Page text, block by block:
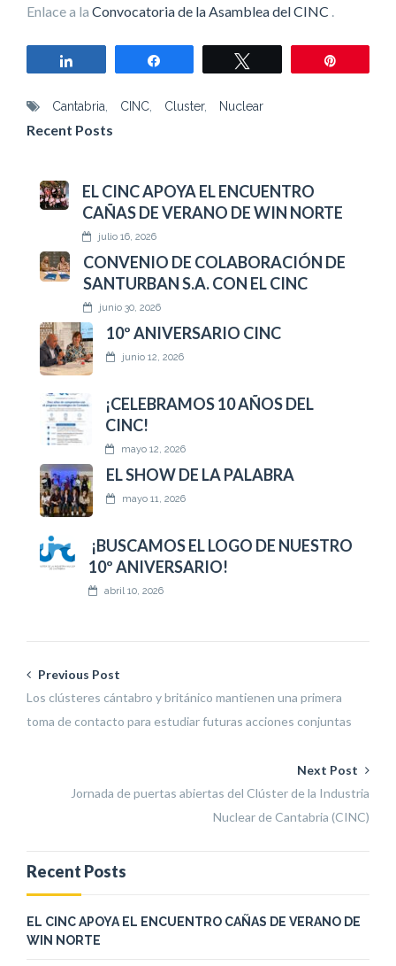
Enlace a la Convocatoria de la Asamblea del CINC .
Cantabria CINC Cluster, Nuclear
Recent Posts
EL CINC APOYA EL ENCUENTRO
CAÑAS DE VERANO DE WIN NORTE
julio 16, 2026
CONVENIO DE COLABORACIÓN DE
SANTURBAN S.A. CON EL CINC
junio 30, 2026
10º ANIVERSARIO CINC
junio 12, 2026
¡CELEBRAMOS 10 AÑOS DEL
CINC!
mayo 12, 2026
EL SHOW DE LA PALABRA
mayo 11, 2026
¡BUSCAMOS EL LOGO DE NUESTRO
10º ANIVERSARIO!
abril 10, 2026
Previous Post
Los clústeres cántabro y británico mantienen una primera
toma de contacto para estudiar futuras acciones conjuntas
Next Post
Jornada de puertas abiertas del Clúster de la Industria
Nuclear de Cantabria (CINC)
Recent Posts
EL CINC APOYA EL ENCUENTRO CAÑAS DE VERANO DE
WIN NORTE